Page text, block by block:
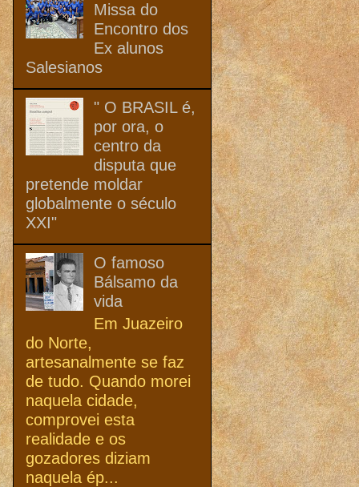
Missa do
Encontro dos
Ex alunos
Salesianos
" O BRASIL é,
por ora, o
centro da
disputa que
pretende moldar
globalmente o século
XXI"
O famoso
Bálsamo da
vida
Em Juazeiro
do Norte,
artesanalmente se faz
de tudo. Quando morei
naquela cidade,
comprovei esta
realidade e os
gozadores diziam
naquela ép...